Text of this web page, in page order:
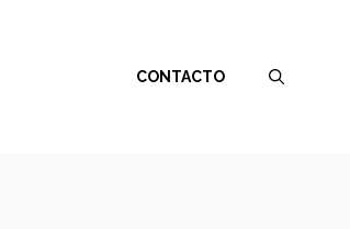
CONTACTO